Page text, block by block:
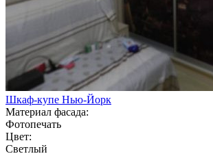
Шкаф-купе Нью-Йорк
Материал фасада:
Фотопечать
Цвет:
Светлый